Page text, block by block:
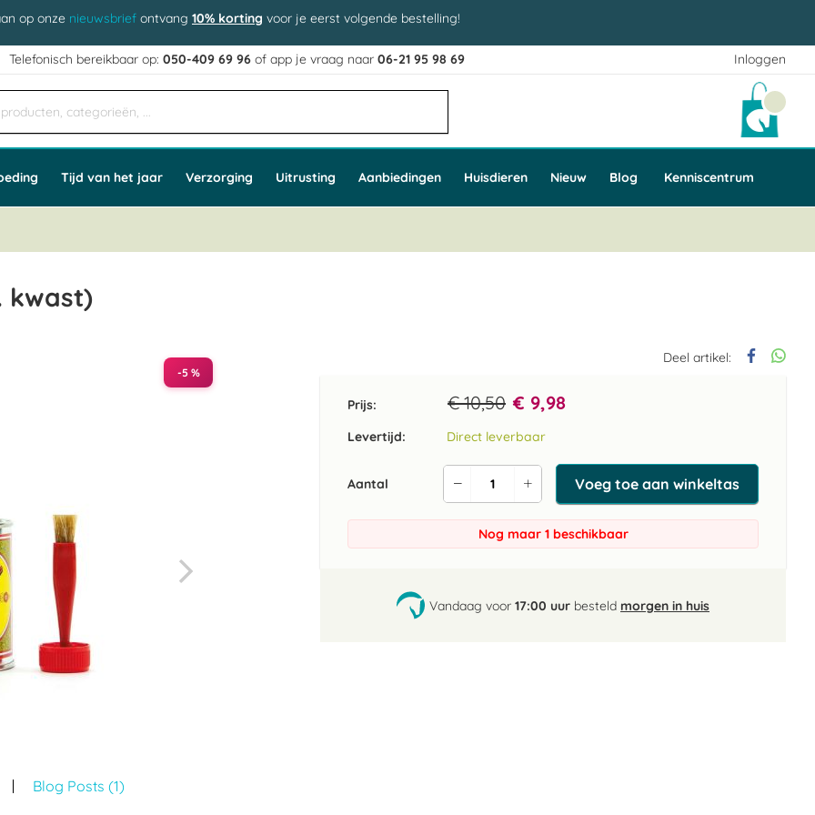
op onze nieuwsbrief ontvang 10% korting voor je eerst volgende bestelling!
Inloggen
Telefonisch bereikbaar op:050-409 69 96 of app je vraag naar06-21 95 98 69
Tijd van het jaar Verzorging Uitrusting Aanbiedingen Huisdieren Nieuw Blog Kenniscentrum
kwast)
Deel artikel:
Prijs: € 10,50 € 9,98
Levertijd: Direct leverbaar
Aantal
Verhoog
de
aantal
Verlaag
de
aantal
Voeg toe aan winkeltas
Nog maar 1 beschikbaar
Vandaag voor 17:00 uur besteld morgen in huis
-5 %
Blog Posts (1)